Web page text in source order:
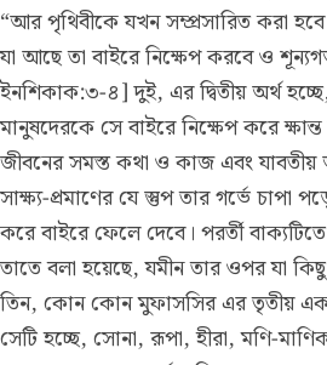
“আর পৃথিবীকে যখন সম্প্রসারিত করা
যা আছে তা বাইরে নিক্ষেপ করবে ও
ইনশিকাক:৩-৪] দুই, এর দ্বিতীয় অর্থ
মানুষদেরকে সে বাইরে নিক্ষেপ করে
জীবনের সমস্ত কথা ও কাজ এবং
সাক্ষ্য-প্রমাণের যে স্তুপ তার গর্ভে
করে বাইরে ফেলে দেবে। পরর্তী
তাতে বলা হয়েছে, যমীন তার ওপর যা
তিন, কোন কোন মুফাসসির এর তৃতীয়
সেটি হচ্ছে, সোনা, রূপা, হীরা, মণি-